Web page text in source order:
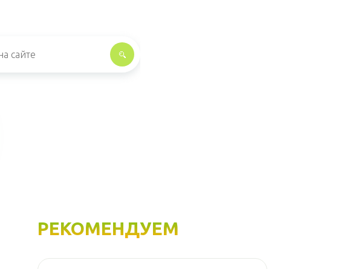
РЕКОМЕНДУЕМ